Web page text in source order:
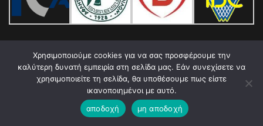
Χρησιμοποιούμε cookies για να σας προσφέρουμε την
καλύτερη δυνατή εμπειρία στη σελίδα μας. Εάν συνεχίσετε να
χρησιμοποιείτε τη σελίδα, θα υποθέσουμε πως είστε
ικανοποιημένοι με αυτό.
αποδοχή
μη αποδοχή